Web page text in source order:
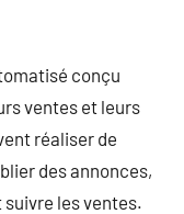
conçu
ventes et leurs
réaliser de
des annonces,
les ventes.